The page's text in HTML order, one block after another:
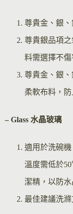
尊貴金、銀
尊貴銀品項
料需選擇不傷
尊貴金、銀
柔軟布料，防
– Glass 水晶玻璃
適用於洗碗
溫度需低於
潔精，以防水
最佳建議洗